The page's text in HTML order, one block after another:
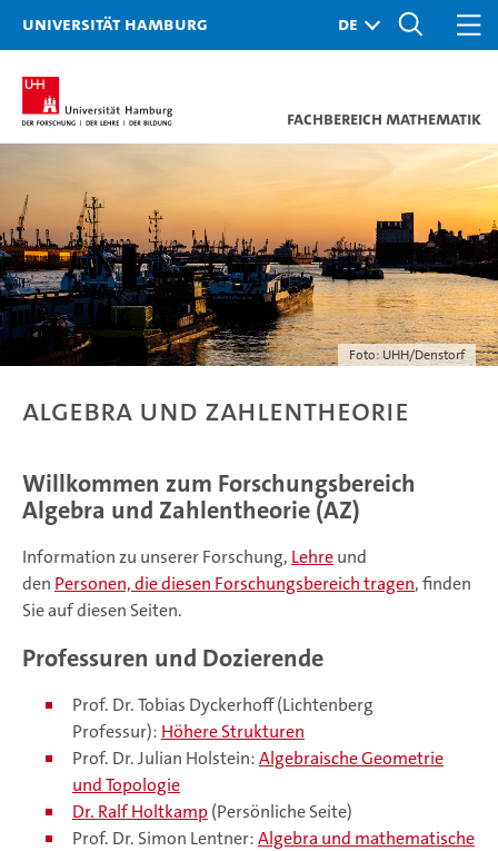
Universität Hamburg
Fachbereich Mathematik
Foto: UHH/Denstorf
Algebra und Zahlentheorie
Willkommen zum Forschungsbereich
Algebra und Zahlentheorie (AZ)
Information zu unserer Forschung, Lehreund
den Personen, die diesen Forschungsbereich tragen, finden
Sie auf diesen Seiten.
Professuren und Dozierende
Prof. Dr. Tobias Dyckerhoff (Lichtenberg
Professur): Höhere Strukturen
Prof. Dr. Julian Holstein:Algebraische Geometrie
und Topologie
Dr. Ralf Holtkamp(Persönliche Seite)
Prof. Dr. Simon Lentner:Algebra und mathematische